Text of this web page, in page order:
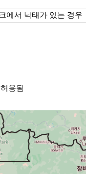
허용됨